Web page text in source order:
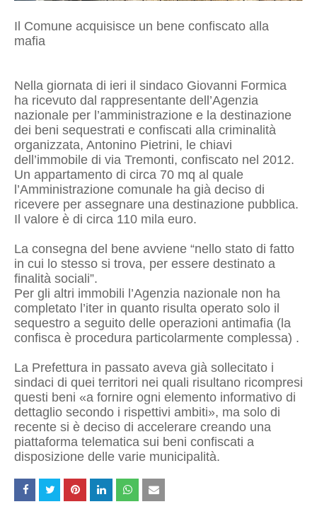
Il Comune acquisisce un bene confiscato alla
mafia
Nella giornata di ieri il sindaco Giovanni Formica
ha ricevuto dal rappresentante dell’Agenzia
nazionale per l’amministrazione e la destinazione
dei beni sequestrati e confiscati alla criminalità
organizzata, Antonino Pietrini, le chiavi
dell’immobile di via Tremonti, confiscato nel 2012.
Un appartamento di circa 70 mq al quale
l’Amministrazione comunale ha già deciso di
ricevere per assegnare una destinazione pubblica.
Il valore è di circa 110 mila euro.
La consegna del bene avviene “nello stato di fatto
in cui lo stesso si trova, per essere destinato a
finalità sociali”.
Per gli altri immobili l’Agenzia nazionale non ha
completato l’iter in quanto risulta operato solo il
sequestro a seguito delle operazioni antimafia (la
confisca è procedura particolarmente complessa) .
La Prefettura in passato aveva già sollecitato i
sindaci di quei territori nei quali risultano ricompresi
questi beni «a fornire ogni elemento informativo di
dettaglio secondo i rispettivi ambiti», ma solo di
recente si è deciso di accelerare creando una
piattaforma telematica sui beni confiscati a
disposizione delle varie municipalità.